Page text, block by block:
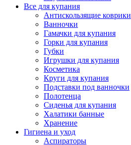
Все для купания
Антискользящие коврики
Ванночки
Гамачки для купания
Горки для купания
Губки
Игрушки для купания
Косметика
Круги для купания
Подставки под ванночки
Полотенца
Сиденья для купания
Халатики банные
Хранение
Гигиена и уход
Аспираторы